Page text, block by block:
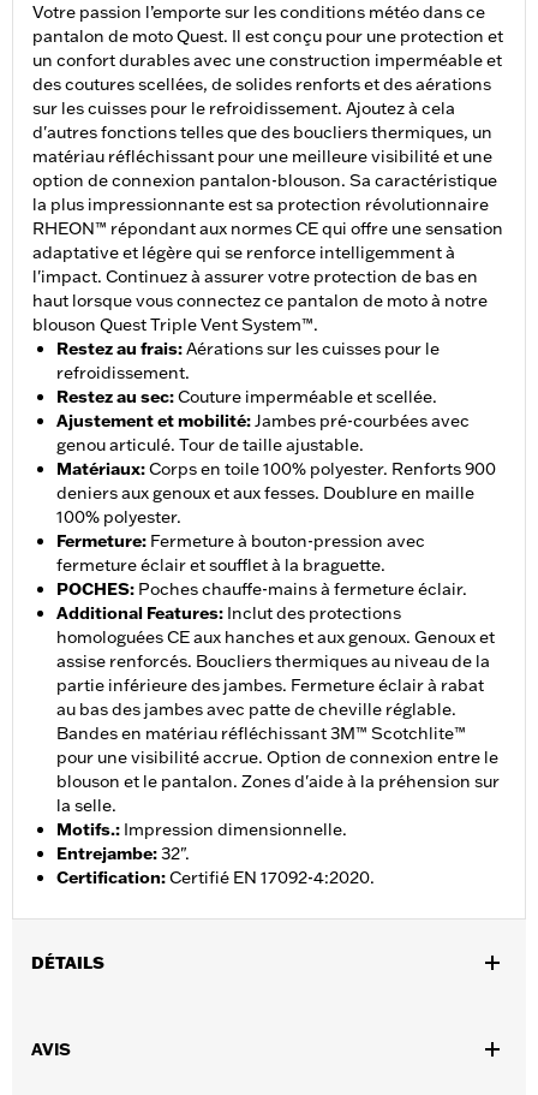
Votre passion l’emporte sur les conditions météo dans ce
pantalon de moto Quest. Il est conçu pour une protection et
un confort durables avec une construction imperméable et
des coutures scellées, de solides renforts et des aérations
sur les cuisses pour le refroidissement. Ajoutez à cela
d'autres fonctions telles que des boucliers thermiques, un
matériau réfléchissant pour une meilleure visibilité et une
option de connexion pantalon-blouson. Sa caractéristique
la plus impressionnante est sa protection révolutionnaire
RHEON™ répondant aux normes CE qui offre une sensation
adaptative et légère qui se renforce intelligemment à
l'impact. Continuez à assurer votre protection de bas en
haut lorsque vous connectez ce pantalon de moto à notre
blouson Quest Triple Vent System™.
Restez au frais:Aérations sur les cuisses pour le
refroidissement.
Restez au sec:Couture imperméable et scellée.
Ajustement et mobilité:Jambes pré-courbées avec
genou articulé. Tour de taille ajustable.
Matériaux:Corps en toile 100% polyester. Renforts 900
deniers aux genoux et aux fesses. Doublure en maille
100% polyester.
Fermeture: Fermeture à bouton-pression avec
fermeture éclair et soufflet à la braguette.
POCHES: Poches chauffe-mains à fermeture éclair.
Additional Features: Inclut des protections
homologuées CE aux hanches et aux genoux. Genoux et
assise renforcés. Boucliers thermiques au niveau de la
partie inférieure des jambes. Fermeture éclair à rabat
au bas des jambes avec patte de cheville réglable.
Bandes en matériau réfléchissant 3M™ Scotchlite™
pour une visibilité accrue. Option de connexion entre le
blouson et le pantalon. Zones d'aide à la préhension sur
la selle.
Motifs.: Impression dimensionnelle.
Entrejambe:32".
Certification:Certifié EN 17092-4:2020.
DÉTAILS
Caractéristiques fonctionnelles:
Imperméable à l’eau
AVIS